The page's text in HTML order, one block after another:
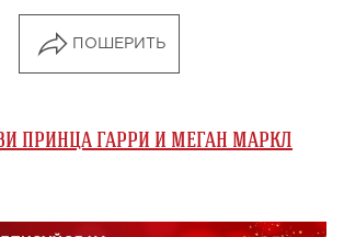
ПОШЕРИТЬ
ПРИНЦА ГАРРИ И МЕГАН МАРКЛ